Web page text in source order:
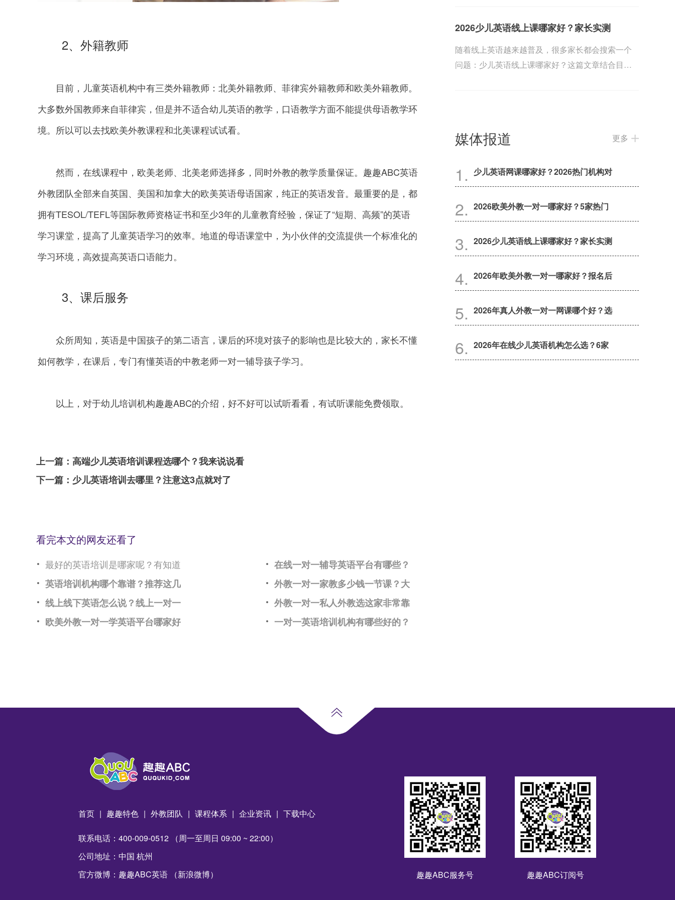
2、外籍教师
目前，儿童英语机构中有三类外籍教师：北美外籍教师、菲律宾外籍教师和欧美外籍教师。
大多数外国教师来自菲律宾，但是并不适合幼儿英语的教学，口语教学方面不能提供母语教学环
境。所以可以去找欧美外教课程和北美课程试试看。
然而，在线课程中，欧美老师、北美老师选择多，同时外教的教学质量保证。趣趣ABC英语
外教团队全部来自英国、美国和加拿大的欧美英语母语国家，纯正的英语发音。最重要的是，都
拥有TESOL/TEFL等国际教师资格证书和至少3年的儿童教育经验，保证了“短期、高频”的英语
学习课堂，提高了儿童英语学习的效率。地道的母语课堂中，为小伙伴的交流提供一个标准化的
学习环境，高效提高英语口语能力。
3、课后服务
众所周知，英语是中国孩子的第二语言，课后的环境对孩子的影响也是比较大的，家长不懂
如何教学，在课后，专门有懂英语的中教老师一对一辅导孩子学习。
以上，对于幼儿培训机构趣趣ABC的介绍，好不好可以试听看看，有试听课能免费领取。
上一篇： 高端少儿英语培训课程选哪个？我来说说看
下一篇： 少儿英语培训去哪里？注意这3点就对了
看完本文的网友还看了
最好的英语培训是哪家呢？有知道
在线一对一辅导英语平台有哪些？
英语培训机构哪个靠谱？推荐这几
外教一对一家教多少钱一节课？大
线上线下英语怎么说？线上一对一
外教一对一私人外教选这家非常靠
欧美外教一对一学英语平台哪家好
一对一英语培训机构有哪些好的？
2026少儿英语线上课哪家好？家长实测
随着线上英语越来越普及，很多家长都会搜索一个
问题：少儿英语线上课哪家好？这篇文章结合目前
媒体报道 更多
少儿英语网课哪家好？2026热门机构对
2026欧美外教一对一哪家好？5家热门
2026少儿英语线上课哪家好？家长实测
2026年欧美外教一对一哪家好？报名后
2026年真人外教一对一网课哪个好？选
2026年在线少儿英语机构怎么选？6家
首页 | 趣趣特色 | 外教团队 | 课程体系 | 企业资讯 | 下载中心
联系电话：400-009-0512 （周一至周日 09:00 ~ 22:00）
公司地址：中国 杭州
官方微博：趣趣ABC英语 （新浪微博）
趣趣ABC服务号 趣趣ABC订阅号